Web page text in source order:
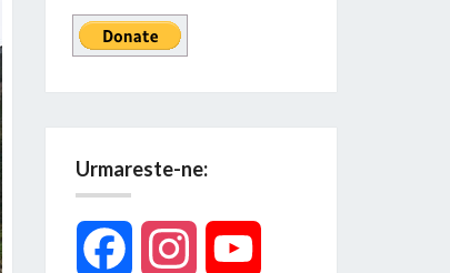
Urmareste-ne:
Facebook Instagram